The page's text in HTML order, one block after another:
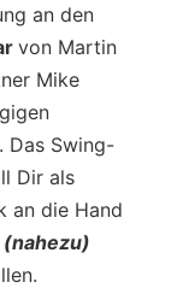
an den
von Martin
Mike
Das Swing-
Dir als
an die Hand
(nahezu)